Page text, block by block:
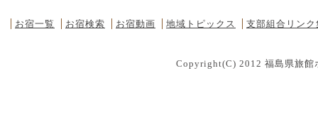
お宿一覧 お宿検索 お宿動画 地域トピックス 支部組合リンク
Copyright(C) 2012 福島県旅館